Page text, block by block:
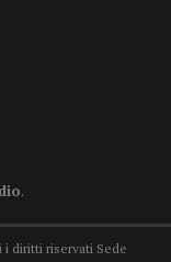
.
i diritti riservati Sede